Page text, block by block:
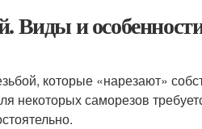
Виды и
которые «нарезают»
некоторых саморезов